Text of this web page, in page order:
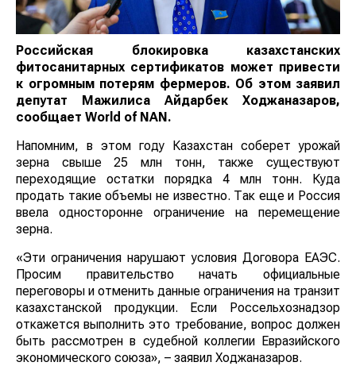
Российская блокировка казахстанских
фитосанитарных сертификатов может привести
к огромным потерям фермеров. Об этом заявил
депутат Мажилиса Айдарбек Ходжаназаров,
сообщает World of NAN.
Напомним, в этом году Казахстан соберет урожай
зерна свыше 25 млн тонн, также существуют
переходящие остатки порядка 4 млн тонн. Куда
продать такие объемы не известно. Так еще и Россия
ввела односторонне ограничение на перемещение
зерна.
«Эти ограничения нарушают условия Договора ЕАЭС.
Просим правительство начать официальные
переговоры и отменить данные ограничения на транзит
казахстанской продукции. Если Россельхознадзор
откажется выполнить это требование, вопрос должен
быть рассмотрен в судебной коллегии Евразийского
экономического союза», – заявил Ходжаназаров.